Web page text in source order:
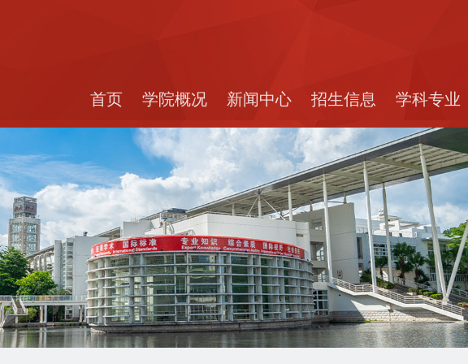
首页 学院概况 新闻中心 招生信息 学科专业